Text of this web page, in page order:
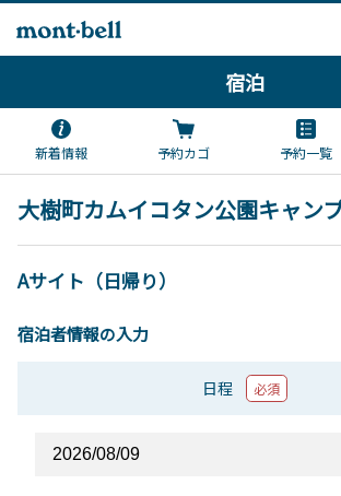
宿泊
新着情報 予約カゴ 予約一覧
大樹町カムイコタン公園キャン
Aサイト（日帰り）
宿泊者情報の入力
日程 必須